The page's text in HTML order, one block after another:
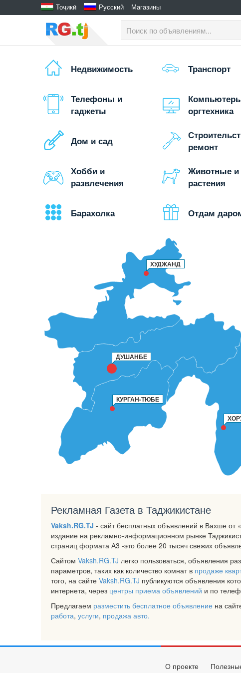
Тоҷикӣ Русский Магазины
Недвижимость Транспорт
Телефоны и
гаджеты
оргтехника
Дом и сад
ремонт
Хобби и
развлечения
Животные и
растения
Барахолка Отдам
ДУШАНБЕ
КУРГАН-ТЮБЕ
ХУДЖАНД
Рекламная Газета в Таджикистане
Vaksh.RG.TJ - сайт бесплатных объявлений в Вахше от
издание на рекламно-информационном рынке
страниц формата А3 -это более 20 тысяч свежих
Сайтом Vaksh.RG.TJ легко пользоваться, объявления
параметров, таких как количество комнат в продаже
того, на сайте Vaksh.RG.TJ публикуются объявления
интернета, через центры приема объявлений и по
Предлагаем разместить бесплатное объявление на
работа, услуги, продажа авто.
О проекте